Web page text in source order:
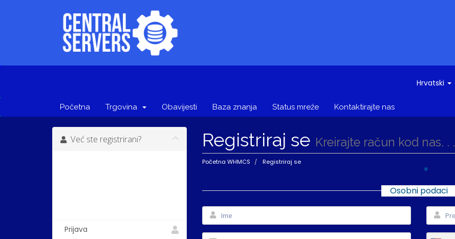
Hrvatski
Početna Trgovina Obavijesti Baza znanja Status mreže Kontaktirajte nas
Registriraj se Kreirajte račun kod nas. . .
Početna WHMCS Registriraj se
Već ste registrirani?
Prijava
Osobni podaci